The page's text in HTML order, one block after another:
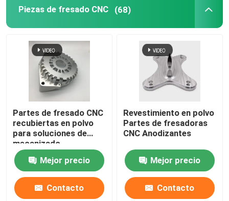
Piezas de fresado CNC (68)
Partes de fresado CNC
recubiertas en polvo
para soluciones de
mecanizado
Mejor precio
Contacto
Revestimiento en polvo
Partes de fresadoras
CNC Anodizantes
Mejor precio
Contacto